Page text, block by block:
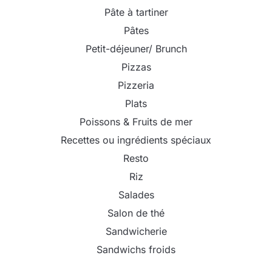
Pâte à tartiner
Pâtes
Petit-déjeuner/ Brunch
Pizzas
Pizzeria
Plats
Poissons & Fruits de mer
Recettes ou ingrédients spéciaux
Resto
Riz
Salades
Salon de thé
Sandwicherie
Sandwichs froids